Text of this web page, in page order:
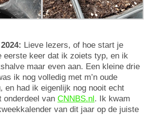
Lieve lezers, of hoe start je
eerste keer dat ik zoiets typ, en ik
maar even aan. Een kleine drie
ik nog volledig met m’n oude
en had ik eigenlijk nog nooit echt
onderdeel van CNNBS.nl. Ik kwam
van dit jaar op de juiste